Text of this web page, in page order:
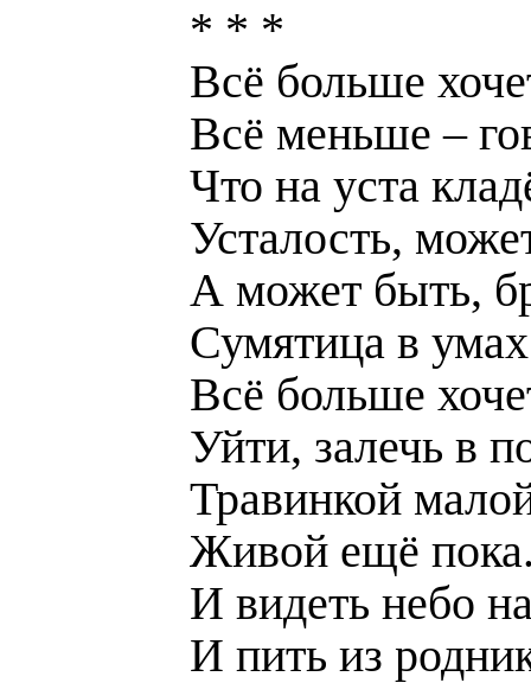
* * *
Всё больше
Всё меньше –
Что на уста
Усталость,
А может быть,
Сумятица в
Всё больше
Уйти, залечь в
Травинкой
Живой ещё
И видеть небо
И пить из